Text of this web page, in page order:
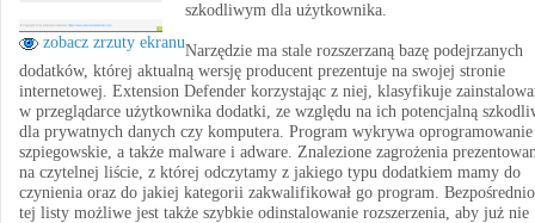
zobacz zrzuty ekranu
szkodliwym dla użytkownika.
Narzędzie ma stale rozszerzaną bazę podejrzanych
dodatków, której aktualną wersję producent prezentuje na swojej stronie
internetowej. Extension Defender korzystając z niej, klasyfikuje
w przeglądarce użytkownika dodatki, ze względu na ich potencjalną
dla prywatnych danych czy komputera. Program wykrywa oprogramowanie
szpiegowskie, a także malware i adware. Znalezione zagrożenia
na czytelnej liście, z której odczytamy z jakiego typu dodatkiem mamy do
czynienia oraz do jakiej kategorii zakwalifikował go program.
tej listy możliwe jest także szybkie odinstalowanie rozszerzenia, aby już nie